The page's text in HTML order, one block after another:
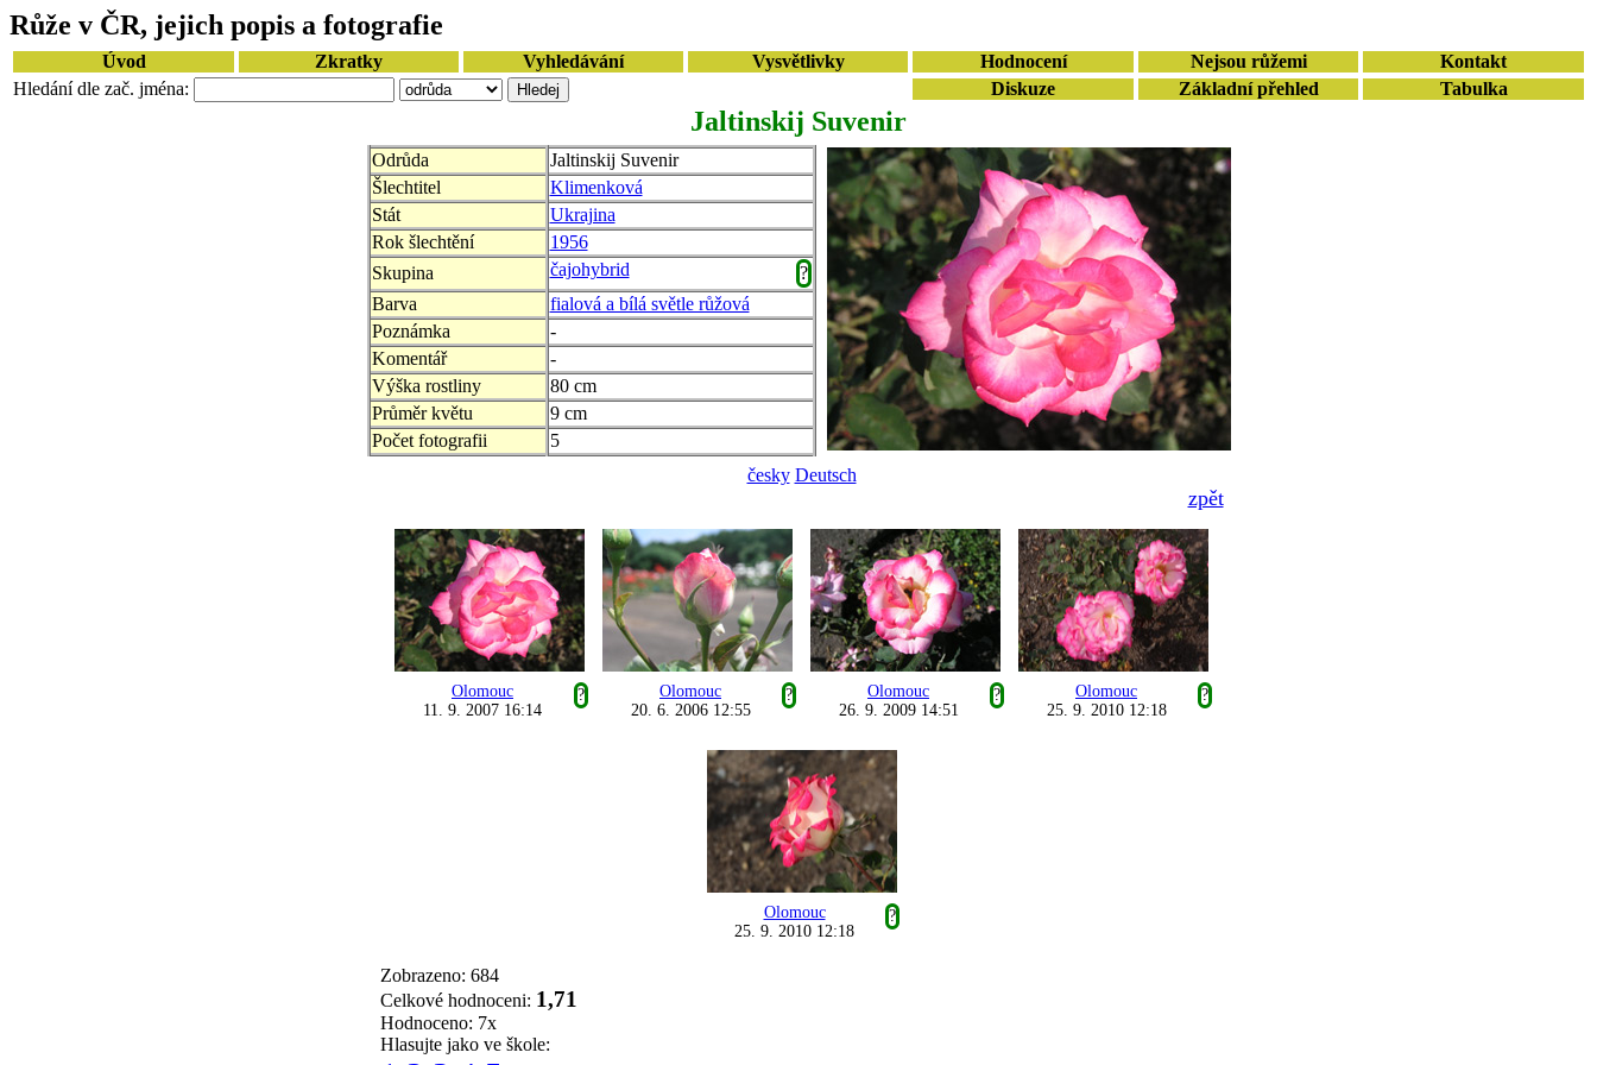
Růže v ČR, jejich popis a fotografie
Úvod Zkratky Vyhledávání Vysvětlivky Hodnocení Nejsou růžemi
Kontakt
Hledání dle zač. jména:
Diskuze Základní přehled Tabulka
Jaltinskij Suvenir
Odrůda
Jaltinskij Suvenir
Šlechtitel
Klimenková
Stát
Ukrajina
Rok šlechtění
1956
Skupina
čajohybrid
?
Barva
fialová a bílá světle růžová
Poznámka
-
Komentář
-
Výška rostliny
80 cm
Průměr květu
9 cm
Počet fotografii
5
česky Deutsch
zpět
Olomouc
?
11. 9. 2007 16:14
Olomouc
?
20. 6. 2006 12:55
Olomouc
?
26. 9. 2009 14:51
Olomouc
?
25. 9. 2010 12:18
Olomouc
?
25. 9. 2010 12:18
Zobrazeno: 684
Celkové hodnoceni: 1,71
Hodnoceno: 7x
Hlasujte jako ve škole: